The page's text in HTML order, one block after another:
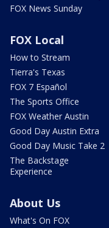
FOX News Sunday
FOX Local
How to Stream
Tierra's Texas
FOX 7 Español
The Sports Office
FOX Weather Austin
Good Day Austin Extra
Good Day Music Take 2
The Backstage
Experience
About Us
What's On FOX